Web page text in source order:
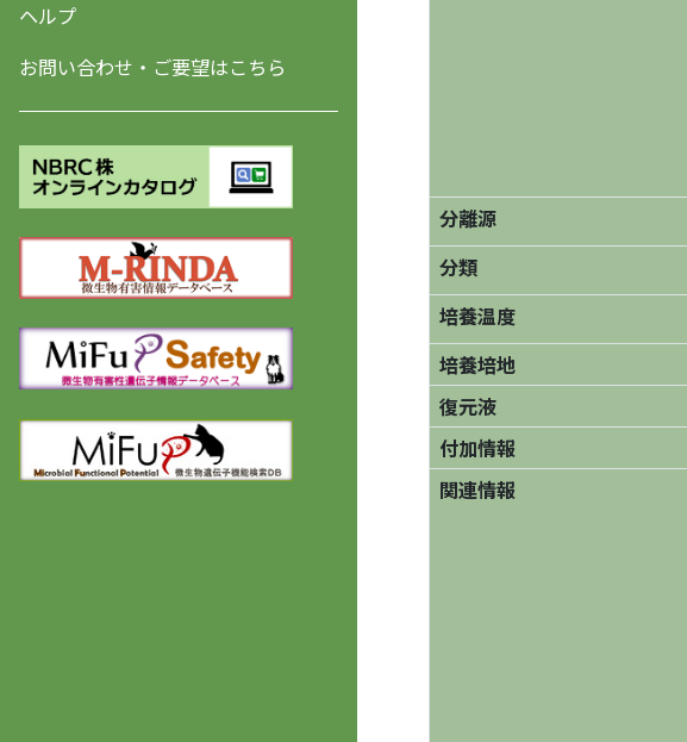
ヘルプ
お問い合わせ・ご要望はこちら
分離源
分類
培養温度
培養培地
復元液
付加情報
関連情報